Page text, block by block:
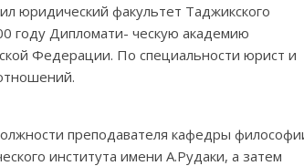
юридический факультет Таджикского
году Дипломати- ческую академию
Федерации. По специальности юрист и
преподавателя кафедры
института имени А.Рудаки, а затем